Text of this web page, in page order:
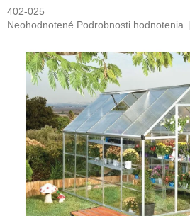
402-025
Priemerné
produktu
hviezdičiek.
Neohodnotené Podrobnosti hodnotenia